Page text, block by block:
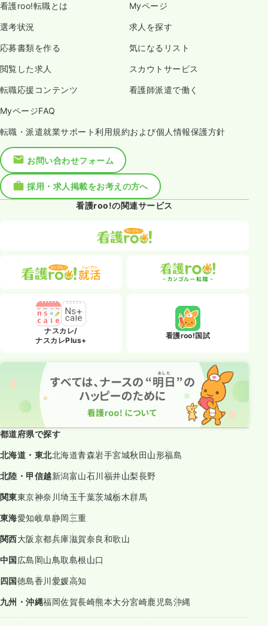
看護roo!転職とは Myページ
選考状況 求人を探す
応募書類を作る 気になるリスト
閲覧した求人 スカウトサービス
転職応援コンテンツ 看護師派遣で働く
MyページFAQ
転職・派遣就業サポート利用規約および個人情報保護方針
お問い合わせフォーム
採用・求人掲載をお考えの方へ
看護roo!の関連サービス
ナスカレ/
ナスカレPlus+
看護roo!国試
都道府県で探す
北海道・東北北海道青森岩手宮城秋田山形福島
北陸・甲信越新潟富山石川福井山梨長野
関東東京神奈川埼玉千葉茨城栃木群馬
東海愛知岐阜静岡三重
関西大阪京都兵庫滋賀奈良和歌山
中国広島岡山鳥取島根山口
四国徳島香川愛媛高知
九州・沖縄福岡佐賀長崎熊本大分宮崎鹿児島沖縄